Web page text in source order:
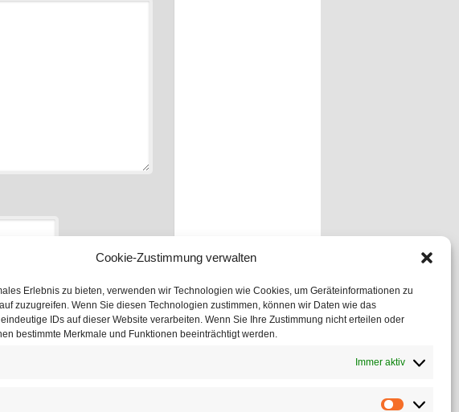
Cookie-Zustimmung verwalten
Erlebnis zu bieten, verwenden wir Technologien wie Cookies, um Geräteinformationen zu
zuzugreifen. Wenn Sie diesen Technologien zustimmen, können wir Daten wie das
IDs auf dieser Website verarbeiten. Wenn Sie Ihre Zustimmung nicht erteilen oder
bestimmte Merkmale und Funktionen beeinträchtigt werden.
Immer aktiv